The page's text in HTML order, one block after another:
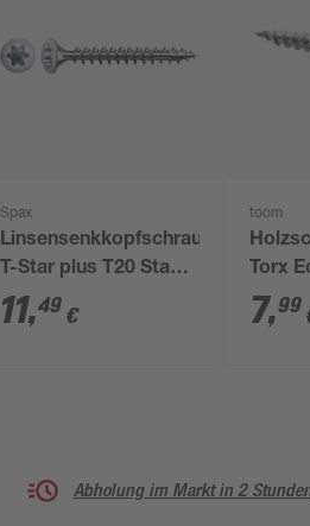
Spax
Linsensenkkopfschrauben
T-Star plus T20 Stahl
4,0 x 50 mm 100
Stück
11,49 €
toom
Torx
25
7,99
Abholung im Markt in 2